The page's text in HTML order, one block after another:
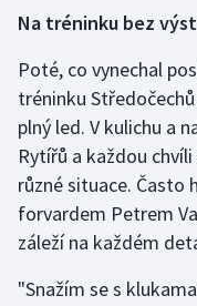
Na tréninku bez
Poté, co vynechal
tréninku
plný led. V kulichu a
Rytířů a každou
různé situace. Často
forvardem Petrem
záleží na každém
"Snažím se s